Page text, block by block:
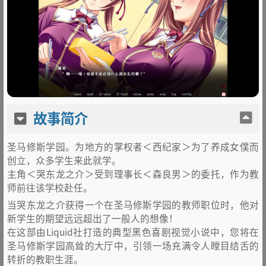
故事简介
圣马修斯学园。为地方的掌权者＜西纪家＞为了养成女僕而
创立，众多学生来此就学。
主角＜哭东龙之介＞受到理事长＜森良男＞的委托，作为教
师前往该学校赴任。
当哭东龙之介获得一个在圣马修斯学园的教师职位时，他对
新学生的期望远远超出了一般人的想像！
在这部由Liquid社打造的典型黑色喜剧视觉小说中，您将在
圣马修斯学园高耸的大厅中，引领一场充满令人瞠目结舌的
转折的教职生涯。